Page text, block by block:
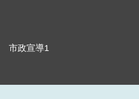
市政宣導1